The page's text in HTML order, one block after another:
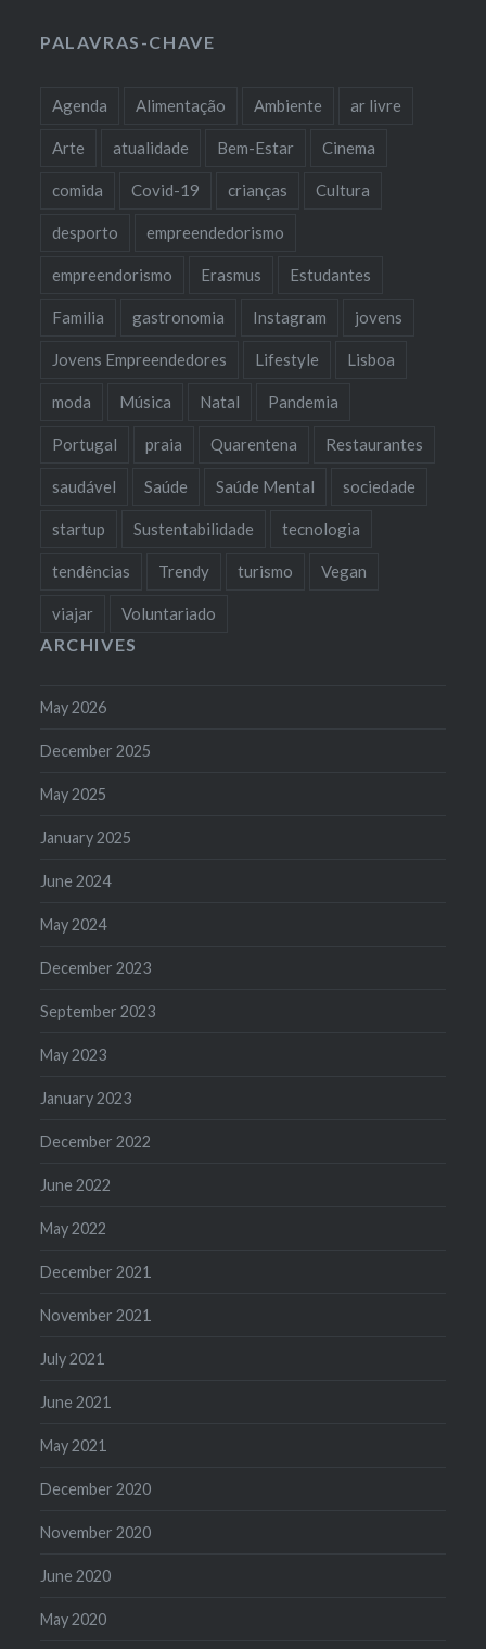
PALAVRAS-CHAVE
Agenda Alimentação Ambiente ar livre
Arte atualidade Bem-Estar Cinema
comida Covid-19 crianças Cultura
desporto empreendedorismo
empreendorismo Erasmus Estudantes
Familia gastronomia Instagram jovens
Jovens Empreendedores Lifestyle Lisboa
moda Música Natal Pandemia
Portugal praia Quarentena Restaurantes
saudável Saúde Saúde Mental sociedade
startup Sustentabilidade tecnologia
tendências Trendy turismo Vegan
viajar Voluntariado
ARCHIVES
May 2026
December 2025
May 2025
January 2025
June 2024
May 2024
December 2023
September 2023
May 2023
January 2023
December 2022
June 2022
May 2022
December 2021
November 2021
July 2021
June 2021
May 2021
December 2020
November 2020
June 2020
May 2020